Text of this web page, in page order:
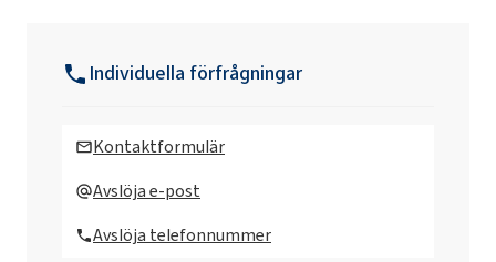
Individuella förfrågningar
Kontaktformulär
Avslöja e-post
Avslöja telefonnummer